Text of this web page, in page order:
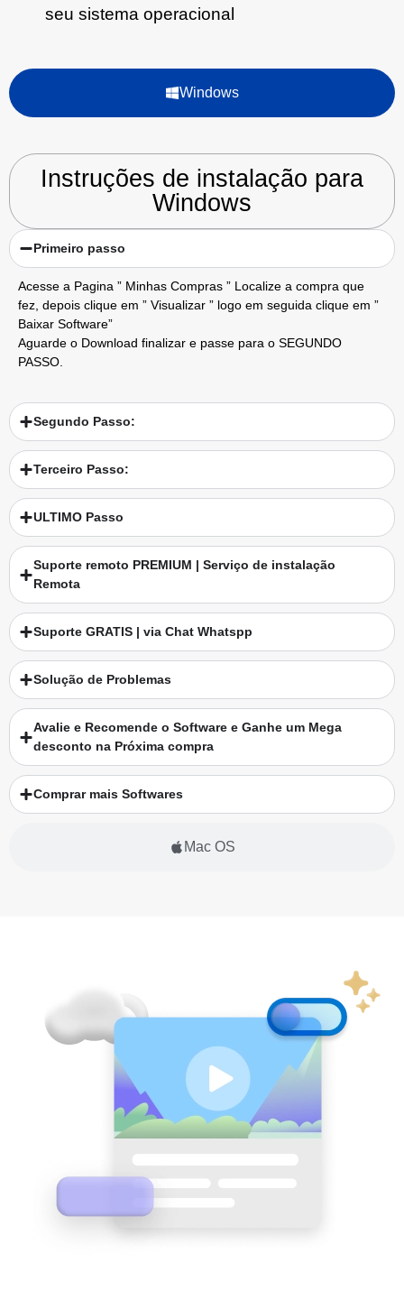
seu sistema operacional
Windows
Mac OS
Instruções de instalação para
Windows
Primeiro passo
Acesse a Pagina ” Minhas Compras ” Localize a compra que
fez, depois clique em ” Visualizar ” logo em seguida clique em ”
Baixar Software”
Aguarde o Download finalizar e passe para o SEGUNDO
PASSO.
Segundo Passo:
Terceiro Passo:
ULTIMO Passo
Suporte remoto PREMIUM | Serviço de instalação
Remota
Suporte GRATIS | via Chat Whatspp
Solução de Problemas
Avalie e Recomende o Software e Ganhe um Mega
desconto na Próxima compra
Comprar mais Softwares